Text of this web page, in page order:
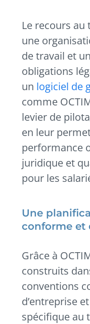
Le recours
une
de travail et
obligations
un logiciel de
comme
levier de
en leur
performance
juridique et
pour les
Une
conforme et
Grâce à
construits
conventions
d’entreprise
spécifique au